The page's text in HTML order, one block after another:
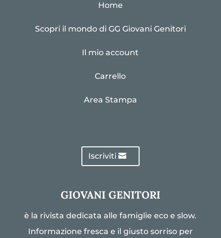
Home
Scopri il mondo di GG Giovani Genitori
Il mio account
Carrello
Area Stampa
Iscriviti
GIOVANI GENITORI
è la rivista dedicata alle famiglie eco e slow.
Informazione fresca e il giusto sorriso per